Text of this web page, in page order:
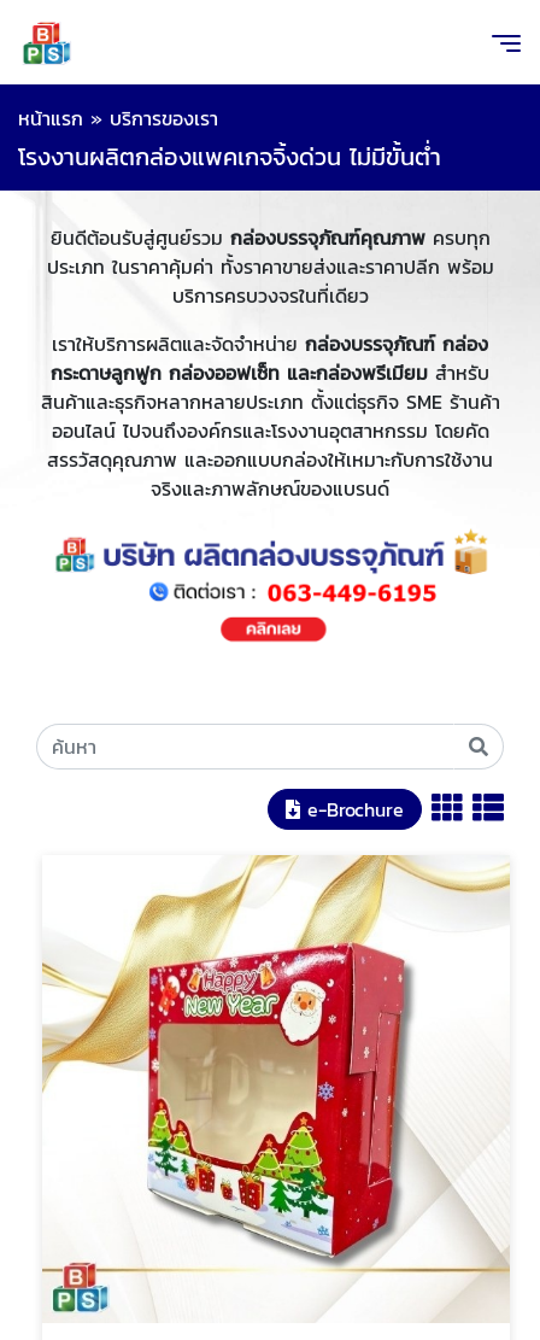
หน้าแรก » บริการของเรา
โรงงานผลิตกล่องแพคเกจจิ้งด่วน ไม่มีขั้นต่ำ
ยินดีต้อนรับสู่ศูนย์รวม กล่องบรรจุภัณฑ์คุณภาพครบทุก
ประเภท ในราคาคุ้มค่า ทั้งราคาขายส่งและราคาปลีก พร้อม
บริการครบวงจรในที่เดียว
เราให้บริการผลิตและจัดจำหน่าย กล่องบรรจุภัณฑ์ กล่อง
กระดาษลูกฟูก กล่องออฟเซ็ท และกล่องพรีเมียม สำหรับ
สินค้าและธุรกิจหลากหลายประเภท ตั้งแต่ธุรกิจ SME ร้านค้า
ออนไลน์ ไปจนถึงองค์กรและโรงงานอุตสาหกรรม โดยคัด
สรรวัสดุคุณภาพ และออกแบบกล่องให้เหมาะกับการใช้งาน
จริงและภาพลักษณ์ของแบรนด์
e-Brochure